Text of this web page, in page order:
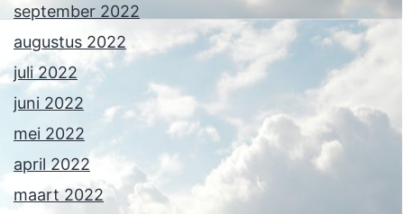
september 2022
augustus 2022
juli 2022
juni 2022
mei 2022
april 2022
maart 2022